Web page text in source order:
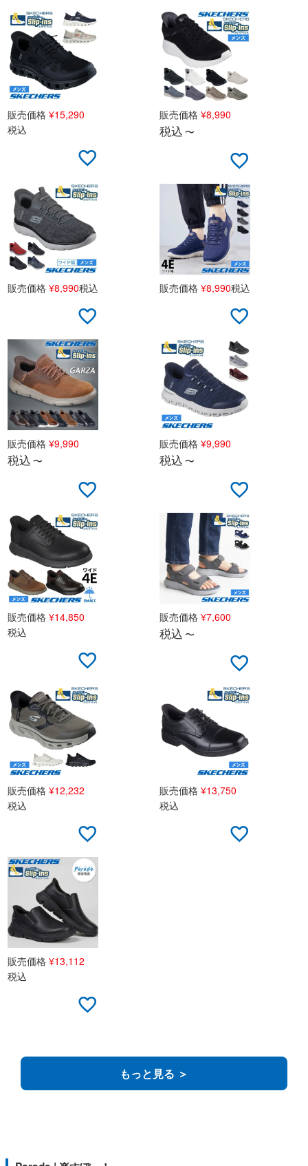
プライバシーポリシー
特定商取引法に基づく表示
お問い合わせ
販売価格 ¥15,290
税込
販売価格 ¥8,990
税込 〜
販売価格 ¥8,990税込 販売価格 ¥8,990税込
販売価格 ¥9,990
税込 〜
販売価格 ¥9,990
税込 〜
販売価格 ¥14,850
税込
販売価格 ¥7,600
税込 〜
販売価格 ¥12,232
税込
販売価格 ¥13,750
税込
販売価格 ¥13,112
税込
もっと見る ＞